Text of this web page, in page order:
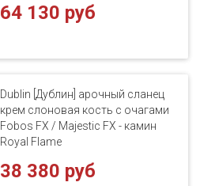
64 130 руб
Dublin [Дублин] арочный сланец
крем слоновая кость с очагами
Fobos FX / Majestic FX - камин
Royal Flame
38 380 руб